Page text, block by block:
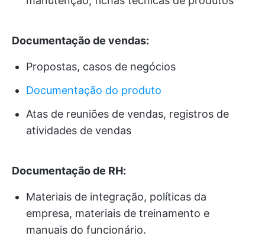
Documentação de vendas:
Propostas, casos de negócios
Documentação do produto
Atas de reuniões de vendas, registros de
atividades de vendas
Documentação de RH:
Materiais de integração, políticas da
empresa, materiais de treinamento e
manuais do funcionário.